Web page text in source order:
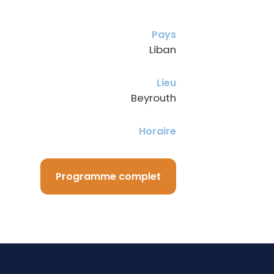
Pays
Liban
Lieu
Beyrouth
Horaire
Programme complet